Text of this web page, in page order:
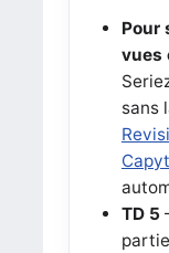
Pour
vues
sans
TD 5